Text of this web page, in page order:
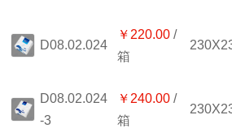
D08.02.024
￥220.00
箱
-3
￥240.00
箱